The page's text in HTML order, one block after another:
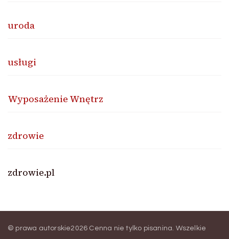
uroda
usługi
Wyposażenie Wnętrz
zdrowie
zdrowie.pl
© prawa autorskie2026 Cenna nie tylko pisanina. Wszelkie